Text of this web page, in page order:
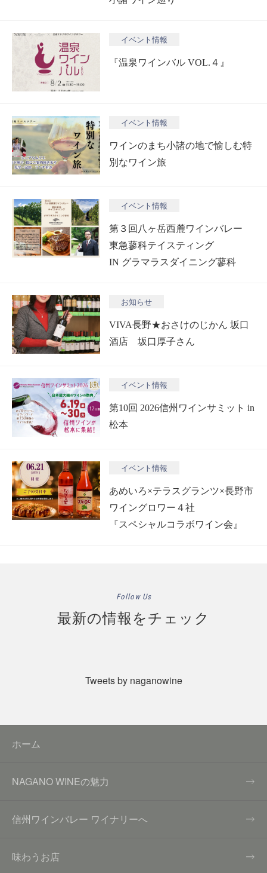
イベント情報
『温泉ワインバル VOL.４』
イベント情報
ワインのまち小諸の地で愉しむ特
別なワイン旅
イベント情報
第３回八ヶ岳西麓ワインバレー
東急蓼科テイスティング
IN グラマラスダイニング蓼科
お知らせ
VIVA長野★おさけのじかん 坂口
酒店 坂口厚子さん
イベント情報
第10回 2026信州ワインサミット in
松本
イベント情報
あめいろ×テラスグランツ×長野市
ワイングロワー４社
『スペシャルコラボワイン会』
Follow Us
最新の情報をチェック
Tweets by naganowine
ホーム
NAGANO WINEの魅力
信州ワインバレー ワイナリーへ
味わうお店